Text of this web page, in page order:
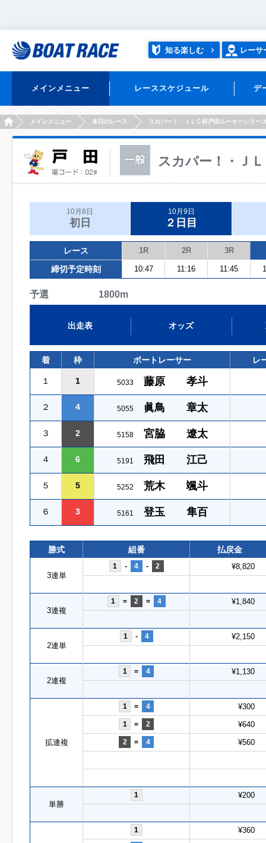
知る楽しむ レーサ
メインメニュー レーススケジュール デ
HOMEメインメニュー 本日のレース スカパー！・ＪＬＣ杯戸田ルーキーシリー
スカパー！・Ｊ
10月8日
初日
10月9日
２日目
レース 1R 2R 3R
締切予定時刻 10:47 11:16 11:45
予選 1800m
出走表 オッズ
着 枠 ボートレーサー レ
１ 1 5033 藤原 孝斗
２ 4 5055 眞鳥 章太
３ 2 5158 宮脇 遼太
４ 6 5191 飛田 江己
５ 5 5252 荒木 颯斗
６ 3 5161 登玉 隼百
勝式 組番 払戻金
3連単
1 - 4 - 2 ¥8,820
3連複
1 = 2 = 4 ¥1,840
2連単
1 - 4 ¥2,150
2連複
1 = 4 ¥1,130
拡連複
1 = 4 ¥300
1 = 2 ¥640
2 = 4 ¥560
単勝
1 ¥200
1 ¥360